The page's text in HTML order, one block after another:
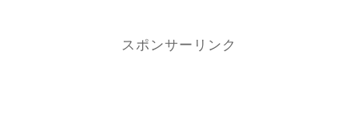
スポンサーリンク